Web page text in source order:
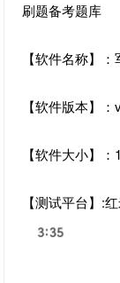
刷题备考题库
【软件名称】
【软件版本】
【软件大小】：
【测试平台】: